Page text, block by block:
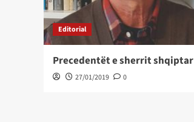
Editorial
Precedentët e sherrit shqiptar
27/01/2019 0